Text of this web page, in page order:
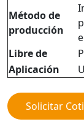
Método de
producción
Libre de
Aplicación
Solicitar